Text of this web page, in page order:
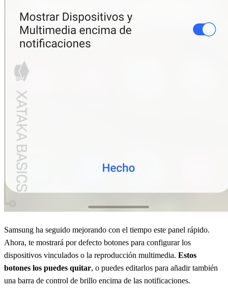
Samsung ha seguido mejorando con el tiempo este panel rápido.
Ahora, te mostrará por defecto botones para configurar los
dispositivos vinculados o la reproducción multimedia. Estos
botones los puedes quitar, o puedes editarlos para añadir también
una barra de control de brillo encima de las notificaciones.